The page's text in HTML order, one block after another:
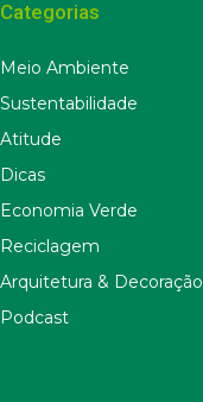
Categorias
Meio Ambiente
Sustentabilidade
Atitude
Dicas
Economia Verde
Reciclagem
Arquitetura & Decoração
Podcast